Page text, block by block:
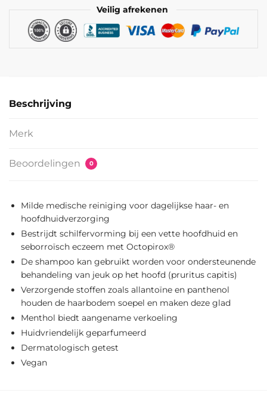
Veilig afrekenen
Beschrijving
Merk
Beoordelingen 0
Milde medische reiniging voor dagelijkse haar- en
hoofdhuidverzorging
Bestrijdt schilfervorming bij een vette hoofdhuid en
seborroïsch eczeem met Octopirox®
De shampoo kan gebruikt worden voor ondersteunende
behandeling van jeuk op het hoofd (pruritus capitis)
Verzorgende stoffen zoals allantoïne en panthenol
houden de haarbodem soepel en maken deze glad
Menthol biedt aangename verkoeling
Huidvriendelijk geparfumeerd
Dermatologisch getest
Vegan